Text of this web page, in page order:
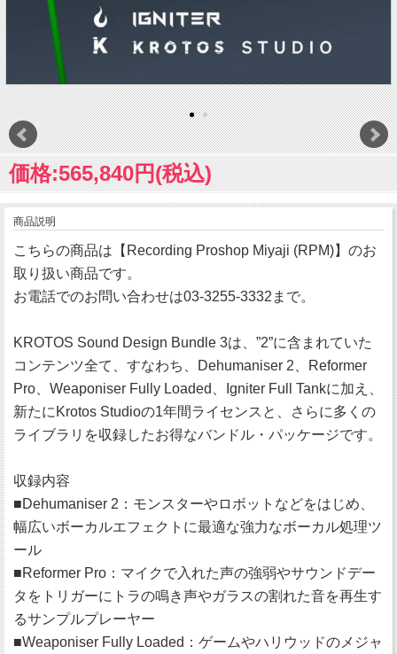
価格:565,840円(税込)
商品説明
こちらの商品は【Recording Proshop Miyaji (RPM)】のお
取り扱い商品です。
お電話でのお問い合わせは03-3255-3332まで。
KROTOS Sound Design Bundle 3は、”2”に含まれていた
コンテンツ全て、すなわち、Dehumaniser 2、Reformer
Pro、Weaponiser Fully Loaded、Igniter Full Tankに加え、
新たにKrotos Studioの1年間ライセンスと、さらに多くの
ライブラリを収録したお得なバンドル・パッケージです。
収録内容
■Dehumaniser 2：モンスターやロボットなどをはじめ、
幅広いボーカルエフェクトに最適な強力なボーカル処理ツ
ール
■Reformer Pro：マイクで入れた声の強弱やサウンドデー
タをトリガーにトラの鳴き声やガラスの割れた音を再生す
るサンプルプレーヤー
■Weaponiser Fully Loaded：ゲームやハリウッドのメジャ